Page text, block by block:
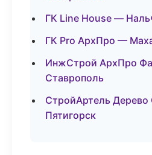
ГК Line House —
ГК Pro АрхПро —
ИнжСтрой АрхПро
Ставрополь
СтройАртель
Пятигорск